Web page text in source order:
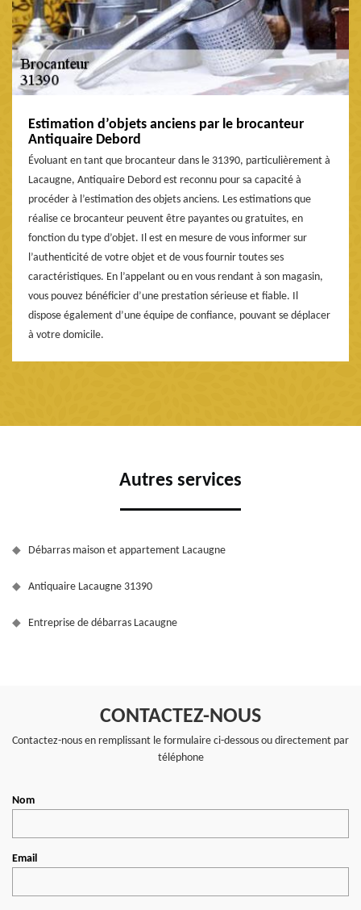
Estimation d’objets anciens par le brocanteur
Antiquaire Debord
Évoluant en tant que brocanteur dans le 31390, particulièrement à
Lacaugne, Antiquaire Debord est reconnu pour sa capacité à
procéder à l’estimation des objets anciens. Les estimations que
réalise ce brocanteur peuvent être payantes ou gratuites, en
fonction du type d’objet. Il est en mesure de vous informer sur
l’authenticité de votre objet et de vous fournir toutes ses
caractéristiques. En l’appelant ou en vous rendant à son magasin,
vous pouvez bénéficier d’une prestation sérieuse et fiable. Il
dispose également d’une équipe de confiance, pouvant se déplacer
à votre domicile.
Autres services
Débarras maison et appartement Lacaugne
Antiquaire Lacaugne 31390
Entreprise de débarras Lacaugne
CONTACTEZ-NOUS
Contactez-nous en remplissant le formulaire ci-dessous ou directement par
téléphone
Nom
Email